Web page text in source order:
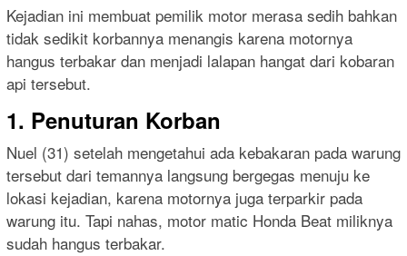
Kejadian ini membuat pemilik motor merasa sedih bahkan
tidak sedikit korbannya menangis karena motornya
hangus terbakar dan menjadi lalapan hangat dari kobaran
api tersebut.
1. Penuturan Korban
Nuel (31) setelah mengetahui ada kebakaran pada warung
tersebut dari temannya langsung bergegas menuju ke
lokasi kejadian, karena motornya juga terparkir pada
warung itu. Tapi nahas, motor matic Honda Beat miliknya
sudah hangus terbakar.